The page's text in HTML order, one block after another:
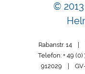
©
Rabanstr. 14 |
Telefon: + 49
912029 |